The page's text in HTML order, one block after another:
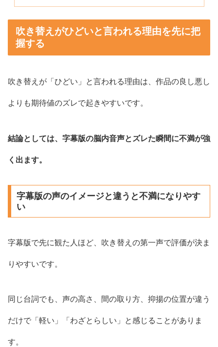
吹き替えがひどいと言われる理由を先に把
握する
吹き替えが「ひどい」と言われる理由は、作品の良し悪し
よりも期待値のズレで起きやすいです。
結論としては、字幕版の脳内音声とズレた瞬間に不満が強
く出ます。
字幕版の声のイメージと違うと不満になりやす
い
字幕版で先に観た人ほど、吹き替えの第一声で評価が決ま
りやすいです。
同じ台詞でも、声の高さ、間の取り方、抑揚の位置が違う
だけで「軽い」「わざとらしい」と感じることがありま
す。